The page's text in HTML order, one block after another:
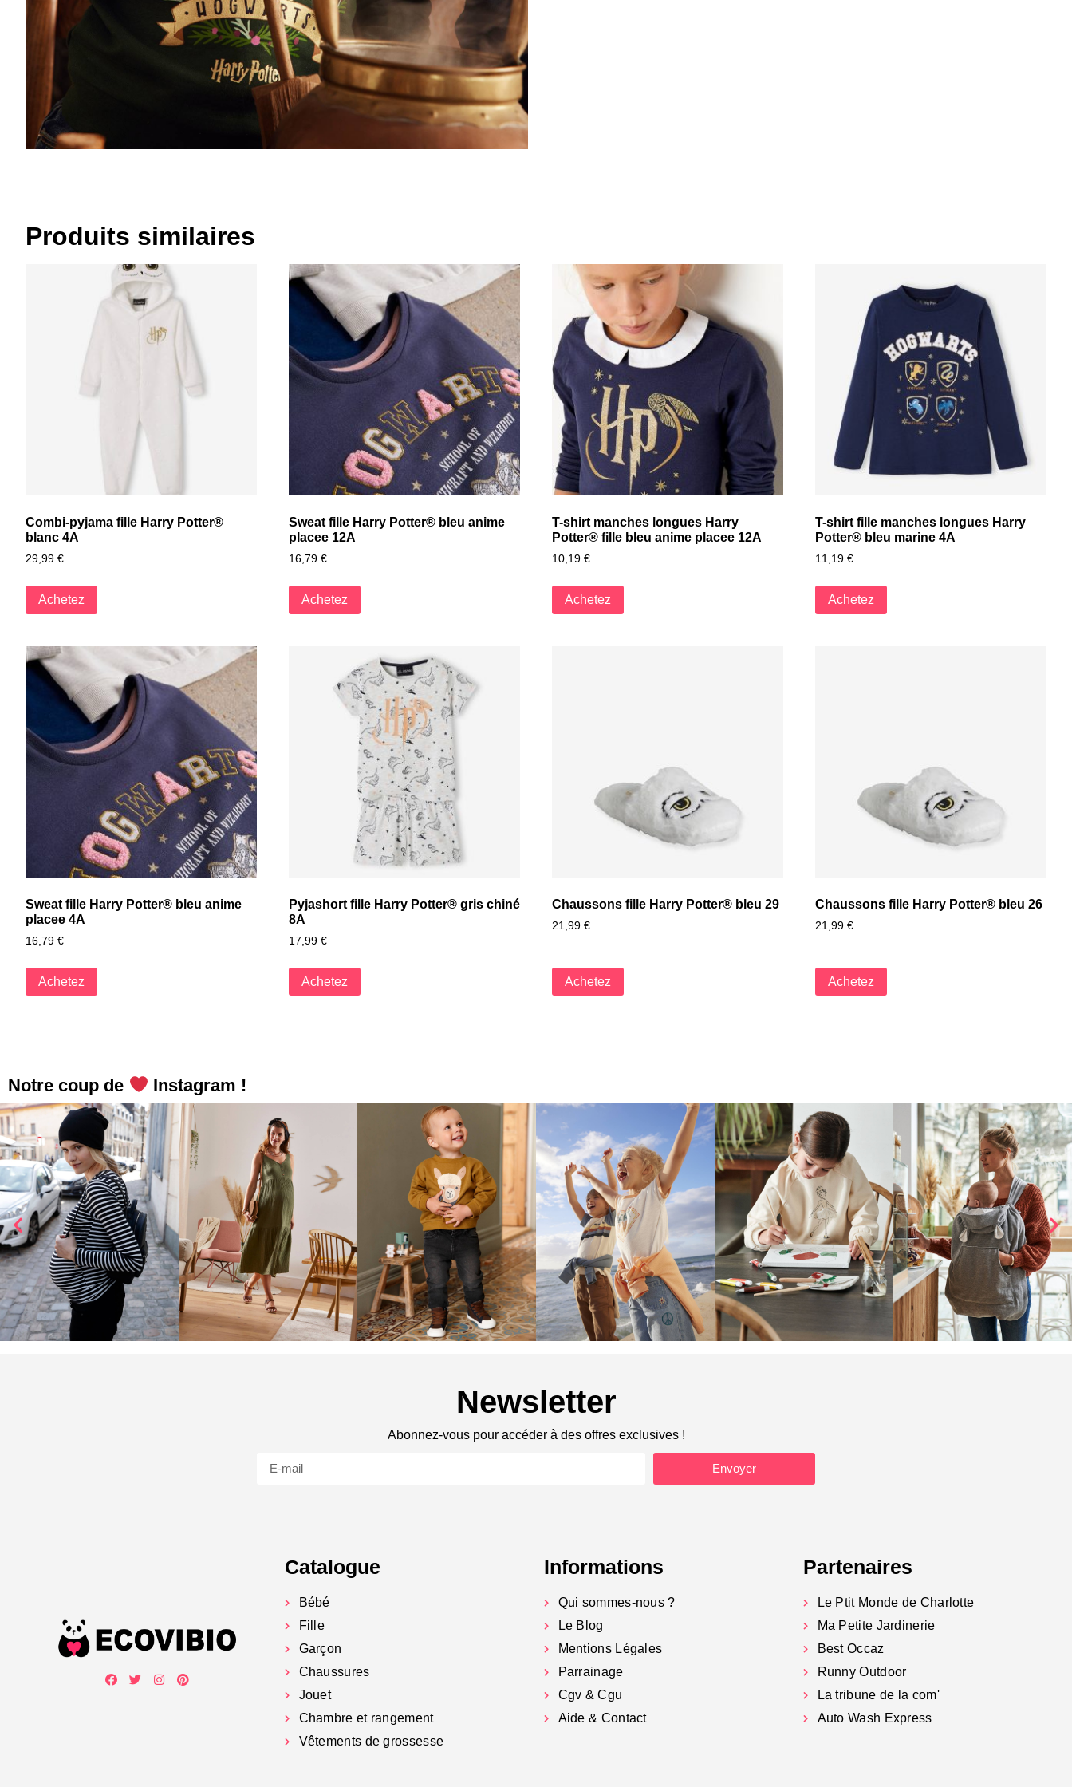
Produits similaires
Combi-pyjama fille Harry Potter®
blanc 4A
29,99 €
Achetez
Sweat fille Harry Potter® bleu anime
placee 12A
16,79 €
Achetez
T-shirt manches longues Harry
Potter® fille bleu anime placee 12A
10,19 €
Achetez
T-shirt fille manches longues Harry
Potter® bleu marine 4A
11,19 €
Achetez
Sweat fille Harry Potter® bleu anime
placee 4A
16,79 €
Achetez
Pyjashort fille Harry Potter® gris chiné
8A
17,99 €
Achetez
Chaussons fille Harry Potter® bleu 29
21,99 €
Achetez
Chaussons fille Harry Potter® bleu 26
21,99 €
Achetez
Notre coup de Instagram !
Newsletter
Abonnez-vous pour accéder à des offres exclusives !
Envoyer
Catalogue
Bébé
Fille
Garçon
Chaussures
Jouet
Chambre et rangement
Vêtements de grossesse
Informations
Qui sommes-nous ?
Le Blog
Mentions Légales
Parrainage
Cgv & Cgu
Aide & Contact
Partenaires
Le Ptit Monde de Charlotte
Ma Petite Jardinerie
Best Occaz
Runny Outdoor
La tribune de la com'
Auto Wash Express